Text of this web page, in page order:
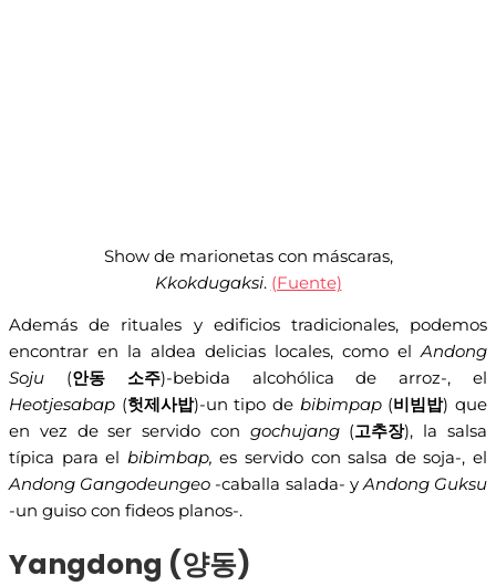
Show de marionetas con máscaras,
Kkokdugaksi. (Fuente)
Además de rituales y edificios tradicionales, podemos
encontrar en la aldea delicias locales, como elAndong
Soju (안동 소주)-bebida alcohólica de arroz-, el
Heotjesabap (헛제사밥)-un tipo de bibimpap(비빔밥) que
en vez de ser servido con gochujang (고추장), la salsa
típica para el bibimbap,es servido con salsa de soja-, el
Andong Gangodeungeo -caballa salada- yAndong Guksu
-un guiso con fideos planos-.
Yangdong (양동)